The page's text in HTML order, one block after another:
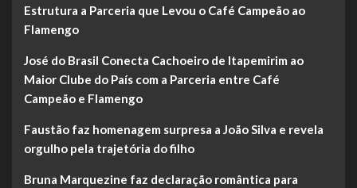
Estrutura a Parceria que Levou o Café Campeão ao
Flamengo
José do Brasil Conecta Cachoeiro de Itapemirim ao
Maior Clube do País com a Parceria entre Café
Campeão e Flamengo
Faustão faz homenagem surpresa a João Silva e revela
orgulho pela trajetória do filho
Bruna Marquezine faz declaração romântica para